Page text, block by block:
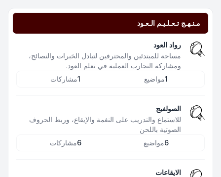
مـنـهـج تـعـلـيـم الـعـود
رواد العود
مساحة للمبتدئين والمحترفين لتبادل الخبرات والنصائح،
ومشاركة التجارب العملية في تعلم العود.
1مواضيع 1مشاركات
الصولفيج
للاستماع والتدريب على النغمة والإيقاع، وربط الحروف
الصوتية باللحن
6مواضيع 6مشاركات
الايقاعات